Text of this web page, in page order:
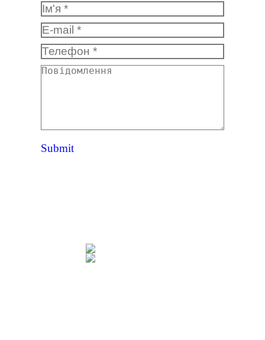
Ім'я *
E-mail *
Телефон *
Повідомлення
Submit